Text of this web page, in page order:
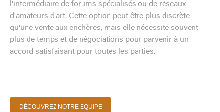
l'intermédiaire de forums spécialisés ou de réseaux
d'amateurs d'art. Cette option peut être plus discrète
qu'une vente aux enchères, mais elle nécessite souvent
plus de temps et de négociations pour parvenir à un
accord satisfaisant pour toutes les parties.
DÉCOUVREZ NOTRE ÉQUIPE